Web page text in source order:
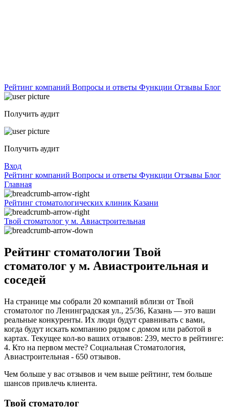
Рейтинг компаний Вопросы и ответы Функции Отзывы Блог
Получить аудит
Получить аудит
Вход
Рейтинг компаний Вопросы и ответы Функции Отзывы Блог
Главная
Рейтинг стоматологических клиник Казани
Твой стоматолог у м. Авиастроительная
Рейтинг стоматологии Твой
стоматолог у м. Авиастроительная и
соседей
На странице мы собрали 20 компаний вблизи от Твой
стоматолог по Ленинградская ул., 25/36, Казань — это ваши
реальные конкуренты. Их люди будут сравнивать с вами,
когда будут искать компанию рядом с домом или работой в
картах. Текущее кол-во ваших отзывов: 239, место в рейтинге:
4. Кто на первом месте? Социальная Стоматология,
Авиастроительная - 650 отзывов.
Чем больше у вас отзывов и чем выше рейтинг, тем больше
шансов привлечь клиента.
Твой стоматолог